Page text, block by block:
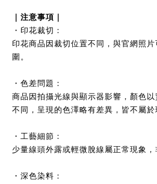
｜注意事項｜
・印花裁切：
印花商品因裁切位置不同，與官網照
圍。
・色差問題：
商品因拍攝光線與顯示器影響，顏色
不同，呈現的色澤略有差異，皆不屬於
・工藝細節：
少量線頭外露或輕微脫線屬正常現象，
・深色染料：